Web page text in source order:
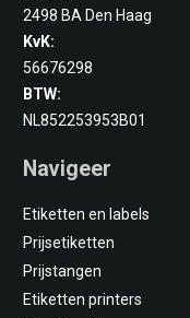
2498 BA Den Haag
KvK:
56676298
BTW:
NL852253953B01
Navigeer
Etiketten en labels
Prijsetiketten
Prijstangen
Etiketten printers